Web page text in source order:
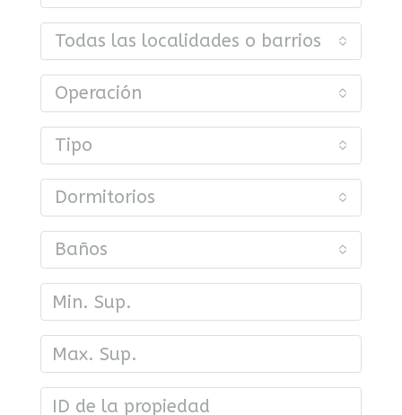
Todas las localidades o barrios
Operación
Tipo
Dormitorios
Baños